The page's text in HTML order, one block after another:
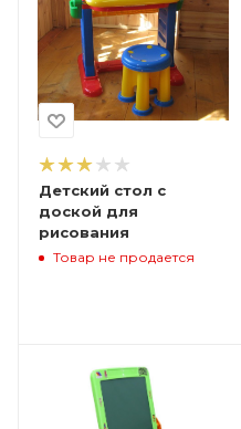
Детский стол с
доской для
рисования
Товар не продается